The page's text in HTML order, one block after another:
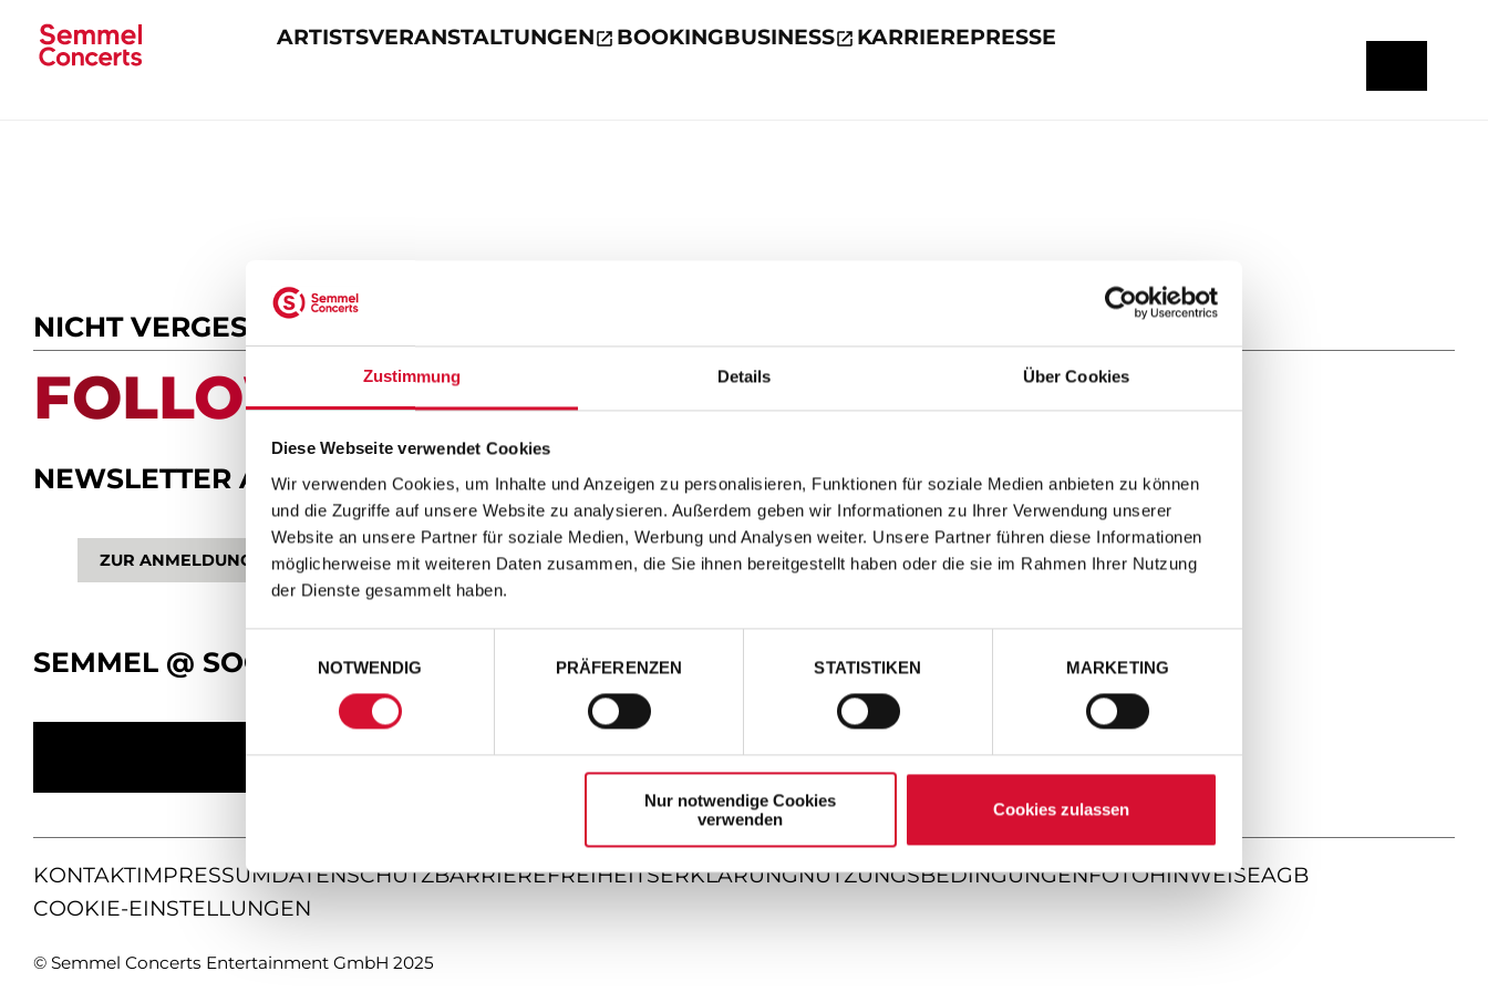
Zustimmung Details Über Cookies
Diese Webseite verwendet Cookies
Wir verwenden Cookies, um Inhalte und Anzeigen zu personalisieren, Funktionen für soziale Medien anbieten zu können
und die Zugriffe auf unsere Website zu analysieren. Außerdem geben wir Informationen zu Ihrer Verwendung unserer
Website an unsere Partner für soziale Medien, Werbung und Analysen weiter. Unsere Partner führen diese Informationen
möglicherweise mit weiteren Daten zusammen, die Sie ihnen bereitgestellt haben oder die sie im Rahmen Ihrer Nutzung
der Dienste gesammelt haben.
NOTWENDIG
PRÄFERENZEN STATISTIKEN MARKETING
Nur notwendige Cookies
verwenden
Cookies zulassen
ARTISTSVERANSTALTUNGEN BOOKINGBUSINESS KARRIEREPRESSE
NICHT VERGESSEN
FOLLOW US.
NEWSLETTER ABONNIEREN
ZUR ANMELDUNG
SEMMEL @ SOCIAL MEDIA
KONTAKTIMPRESSUMDATENSCHUTZBARRIEREFREIHEITSERKLÄRUNGNUTZUNGSBEDINGUNGENFOTOHINWEISEAGB
COOKIE-EINSTELLUNGEN
© Semmel Concerts Entertainment GmbH 2025